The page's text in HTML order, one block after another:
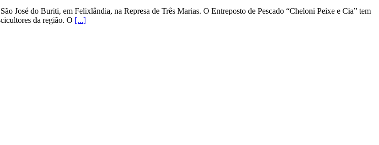
José do Buriti, em Felixlândia, na Represa de Três Marias. O Entreposto de Pescado “Cheloni Peixe e Cia” tem
da região. O [...]